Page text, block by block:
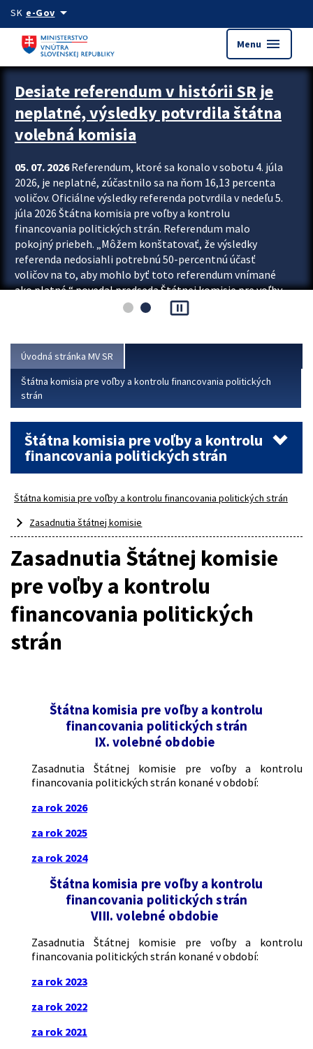
Preskocit na hlavný obsah
SK e-Govarrow_drop_down
Menu menu
Zastavit automatický posun upútavok
Desiate referendum v histórii SR je
neplatné, výsledky potvrdila štátna
volebná komisia
05. 07. 2026Referendum, ktoré sa konalo v sobotu 4. júla
2026, je neplatné, zúčastnilo sa na ňom 16,13 percenta
voličov. Oficiálne výsledky referenda potvrdila v nedeľu 5.
júla 2026 Štátna komisia pre voľby a kontrolu
financovania politických strán. Referendum malo
pokojný priebeh. „Môžem konštatovať, že výsledky
referenda nedosiahli potrebnú 50-percentnú účasť
voličov na to, aby mohlo byť toto referendum vnímané
ako platné,“ povedal predseda Štátnej komisie pre voľby
a kontrolu financovania politických...
pause_presentation
Úvodná stránka MV SR
Štátna komisia pre voľby a kontrolu financovania politických
strán
Štátna komisia pre voľby a kontrolu
financovania politických strán
Štátna komisia pre voľby a kontrolu financovania politických strán
Zasadnutia štátnej komisie
Zasadnutia Štátnej komisie
pre voľby a kontrolu
financovania politických
strán
Štátna komisia pre voľby a kontrolu
financovania politických strán
IX. volebné obdobie
Zasadnutia Štátnej komisie pre voľby a kontrolu
financovania politických strán konané v období:
za rok 2026
za rok 2025
za rok 2024
Štátna komisia pre voľby a kontrolu
financovania politických strán
VIII. volebné obdobie
Zasadnutia Štátnej komisie pre voľby a kontrolu
financovania politických strán konané v období:
za rok 2023
za rok 2022
za rok 2021